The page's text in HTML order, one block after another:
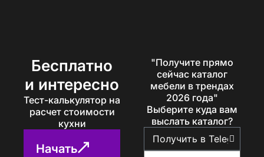
Бесплатно
и интересно
Тест-калькулятор на
расчет стоимости
кухни
Начать
"Получите прямо
сейчас каталог
мебели в трендах
2026 года"
Выберите куда вам
выслать каталог?